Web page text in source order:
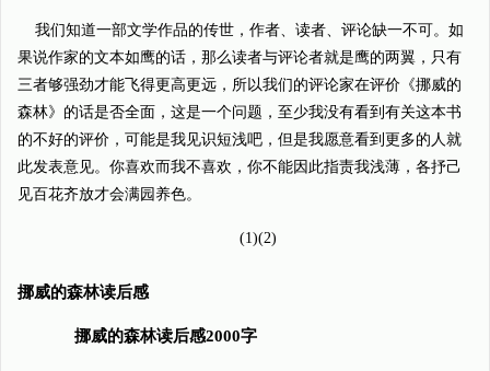
我们知道一部文学作品的传世，作者、读者、评论缺一不可。如
果说作家的文本如鹰的话，那么读者与评论者就是鹰的两翼，只有
三者够强劲才能飞得更高更远，所以我们的评论家在评价《挪威的
森林》的话是否全面，这是一个问题，至少我没有看到有关这本书
的不好的评价，可能是我见识短浅吧，但是我愿意看到更多的人就
此发表意见。你喜欢而我不喜欢，你不能因此指责我浅薄，各抒己
见百花齐放才会满园养色。
(1)(2)
挪威的森林读后感
挪威的森林读后感2000字